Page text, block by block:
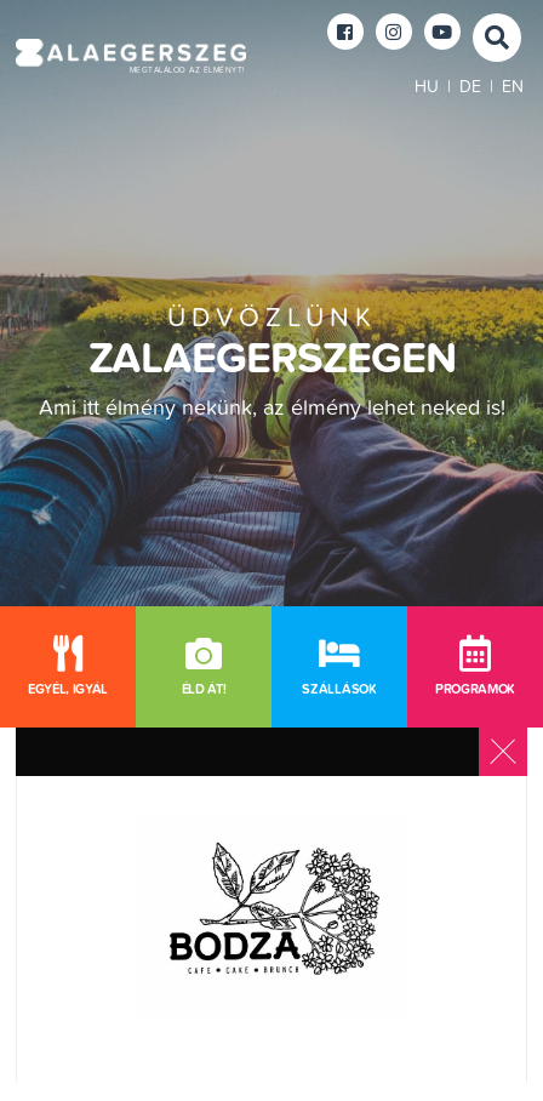
MEGTALÁLOD AZ ÉLMÉNYT!
HU DE EN
ÜDVÖZLÜNK
ZALAEGERSZEGEN
Ami itt élmény nekünk, az élmény lehet neked is!
EGYÉL, IGYÁL ÉLD ÁT! SZÁLLÁSOK PROGRAMOK